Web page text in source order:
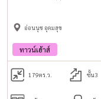
อ่อนนุช อุดมสุข
ทาวน์เฮ้าส์
179ตร.ว. ชั้น3